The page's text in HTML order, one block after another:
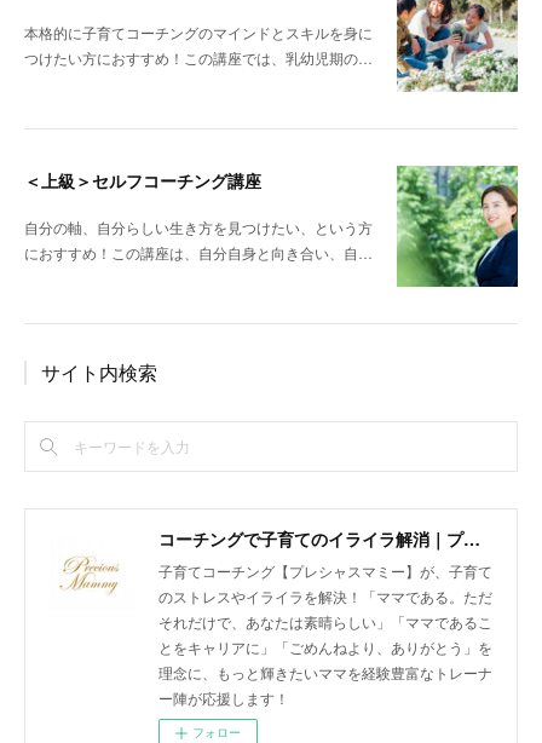
本格的に子育てコーチングのマインドとスキルを身に
つけたい方におすすめ！この講座では、乳幼児期の…
＜上級＞セルフコーチング講座
自分の軸、自分らしい生き方を見つけたい、という方
におすすめ！この講座は、自分自身と向き合い、自…
サイト内検索
コーチングで子育てのイライラ解消｜プレシャスマミー 公式ホームページ
子育てコーチング【プレシャスマミー】が、子育て
のストレスやイライラを解決！「ママである。ただ
それだけで、あなたは素晴らしい」「ママであるこ
とをキャリアに」「ごめんねより、ありがとう」を
理念に、もっと輝きたいママを経験豊富なトレーナ
ー陣が応援します！
フォロー